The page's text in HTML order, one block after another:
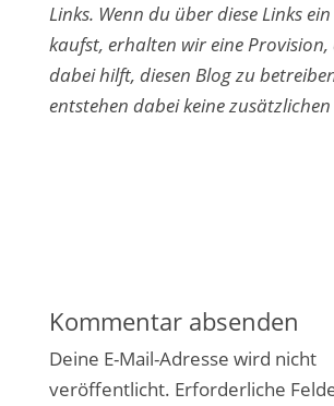
Links. Wenn du über diese Links
kaufst, erhalten wir eine Provision,
dabei hilft, diesen Blog zu
entstehen dabei keine zusätzlichen
Kommentar absenden
Deine E-Mail-Adresse wird nicht
veröffentlicht. Erforderliche